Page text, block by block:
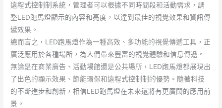
遠程式控制制系統，管理者可以根據不同時間段和活動需求，調
整LED跑馬燈顯示的內容和亮度，以達到最佳的視覺效果和資訊傳
遞效果。
總而言之，LED跑馬燈作為一種高效、多功能的視覺傳遞工具，正
廣泛應用於各種場所，為人們帶來豐富的視覺體驗和信息傳遞。
無論是在商業廣告、活動場館還是公共場所，LED跑馬燈都展現出
了出色的顯示效果、節能環保和遠程式控制制的優勢。隨著科技
的不斷進步和創新，相信LED跑馬燈在未來還將有更廣闊的應用前
景。